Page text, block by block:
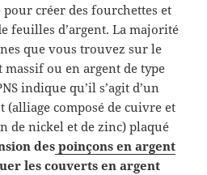
créer des fourchettes et
feuilles d’argent. La majorité
que vous trouvez sur le
ou en argent de type
indique qu’il s’agit d’un
(alliage composé de cuivre et
de nickel et de zinc) plaqué
despoinçons en argent
les couverts en argent